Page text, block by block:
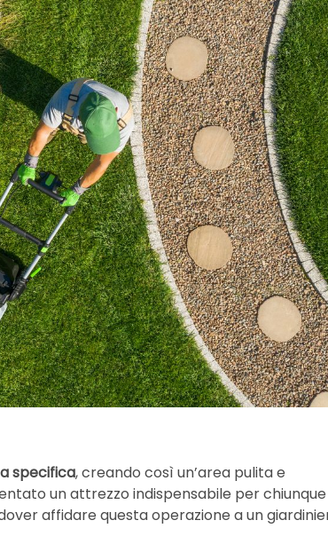
specifica, creando così un’area pulita e
un attrezzo indispensabile per chiunque
affidare questa operazione a un